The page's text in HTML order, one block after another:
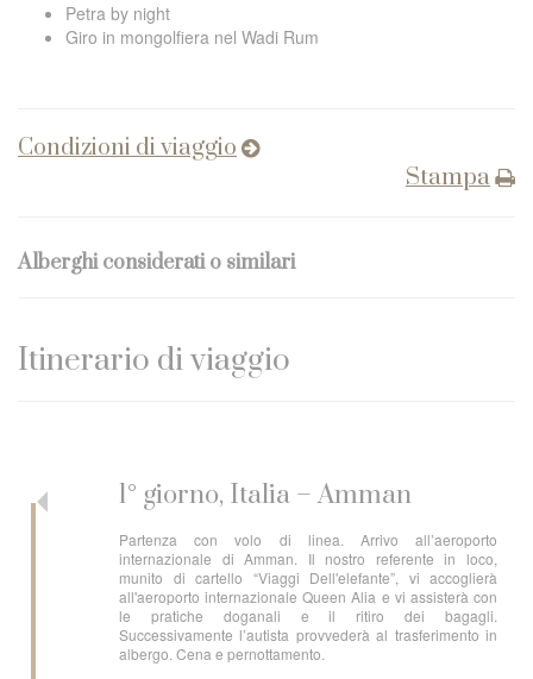
Petra by night
Giro in mongolfiera nel Wadi Rum
Condizioni di viaggio
Stampa
Alberghi considerati o similari
Itinerario di viaggio
1° giorno, Italia – Amman
Partenza con volo di linea. Arrivo all’aeroporto
internazionale di Amman. Il nostro referente in loco,
munito di cartello “Viaggi Dell'elefante”, vi accoglierà
all'aeroporto internazionale Queen Alia e vi assisterà con
le pratiche doganali e il ritiro dei bagagli.
Successivamente l’autista provvederà al trasferimento in
albergo. Cena e pernottamento.